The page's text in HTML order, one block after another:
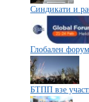
Синдикати и
Глобален
БТПП взе